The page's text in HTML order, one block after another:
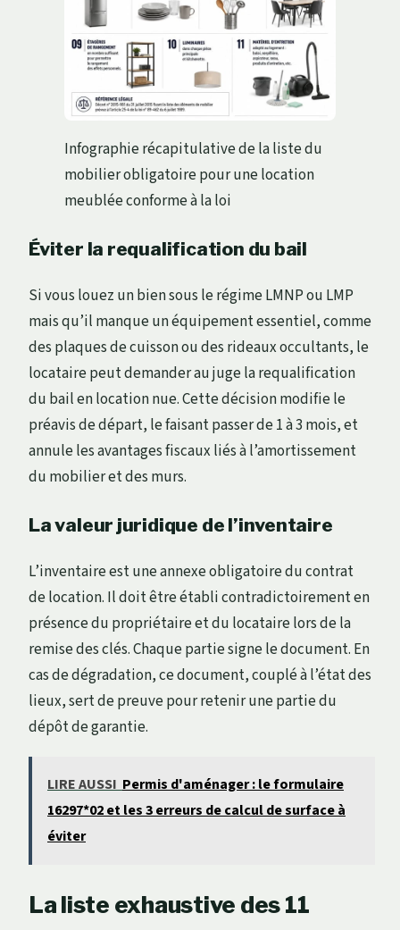
Infographie récapitulative de la liste du
mobilier obligatoire pour une location
meublée conforme à la loi
Éviter la requalification du bail
Si vous louez un bien sous le régime LMNP ou LMP
mais qu’il manque un équipement essentiel, comme
des plaques de cuisson ou des rideaux occultants, le
locataire peut demander au juge la requalification
du bail en location nue. Cette décision modifie le
préavis de départ, le faisant passer de 1 à 3 mois, et
annule les avantages fiscaux liés à l’amortissement
du mobilier et des murs.
La valeur juridique de l’inventaire
L’inventaire est une annexe obligatoire du contrat
de location. Il doit être établi contradictoirement en
présence du propriétaire et du locataire lors de la
remise des clés. Chaque partie signe le document. En
cas de dégradation, ce document, couplé à l’état des
lieux, sert de preuve pour retenir une partie du
dépôt de garantie.
LIRE AUSSI Permis d'aménager : le formulaire
16297*02 et les 3 erreurs de calcul de surface à
éviter
La liste exhaustive des 11